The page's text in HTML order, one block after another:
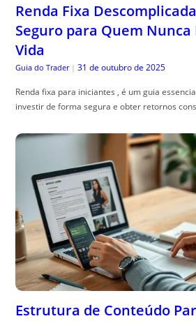
Renda Fixa
Seguro para Quem
Vida
Guia do Trader | 31 de outubro de 2025
Renda fixa para iniciantes , é um guia
investir de forma segura e obter retornos
Estrutura de Conteúdo